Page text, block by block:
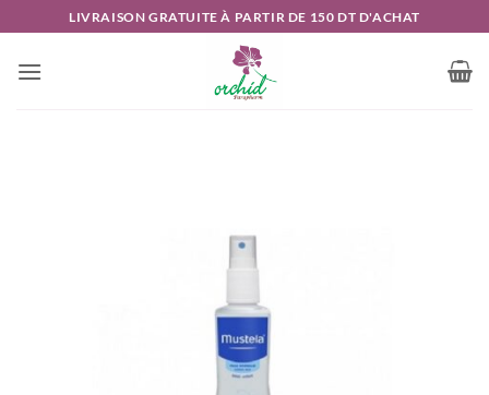
au
contenu
LIVRAISON GRATUITE À PARTIR DE 150 DT D'ACHAT